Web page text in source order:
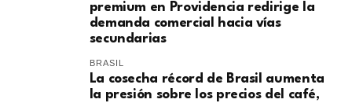
premium en Providencia redirige la
demanda comercial hacia vías
secundarias
BRASIL
La cosecha récord de Brasil aumenta
la presión sobre los precios del café,